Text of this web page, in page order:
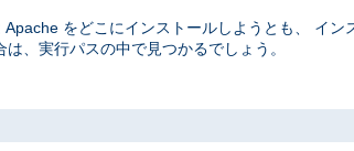
をどこにインストールしようとも、 イン
、実行パスの中で見つかるでしょう。